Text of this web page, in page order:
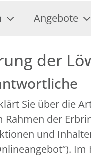
Angebote
der
Sie über die
Rahmen der
und